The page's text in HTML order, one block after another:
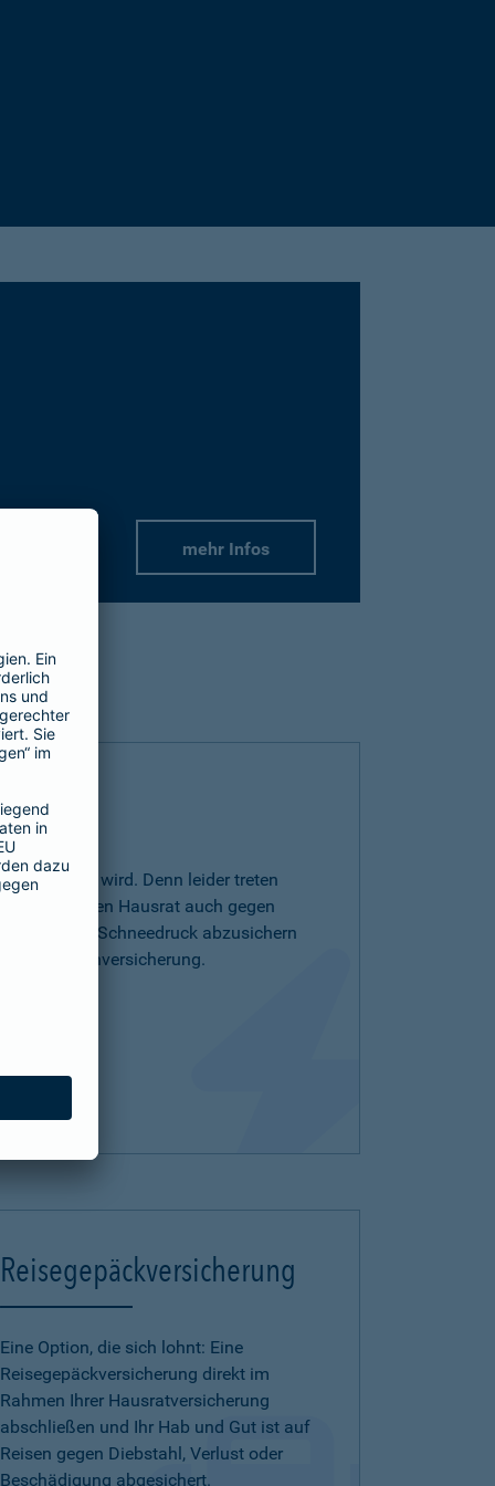
mehr Infos
wichtiger wird. Denn leider treten
Um Ihren Hausrat auch gegen
oder Schneedruck abzusichern
Reisegepäckversicherung
Eine Option, die sich lohnt: Eine
Reisegepäckversicherung direkt im
Rahmen Ihrer Hausratversicherung
abschließen und Ihr Hab und Gut ist auf
Reisen gegen Diebstahl, Verlust oder
Beschädigung abgesichert.